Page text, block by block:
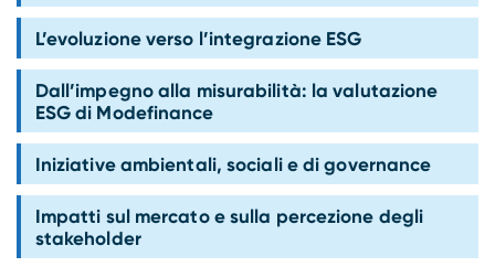
L’evoluzione verso l’integrazione ESG
Dall’impegno alla misurabilità: la valutazione
ESG di Modefinance
Iniziative ambientali, sociali e di governance
Impatti sul mercato e sulla percezione degli
stakeholder
Compliance